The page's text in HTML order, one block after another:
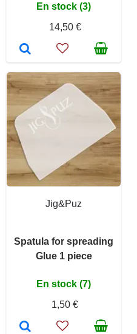
En stock (3)
14,50 €
Jig&Puz
Spatula for spreading
Glue 1 piece
En stock (7)
1,50 €